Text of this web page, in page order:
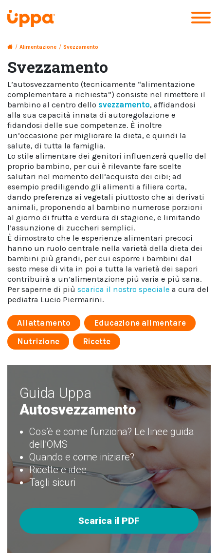
/ Alimentazione / Svezzamento
Svezzamento
L’autosvezzamento (tecnicamente “alimentazione
complementare a richiesta”) consiste nel rimettere il
bambino al centro dello svezzamento, affidandosi
alla sua capacità innata di autoregolazione e
fidandosi delle sue competenze. È inoltre
un’occasione per migliorare la dieta, e quindi la
salute, di tutta la famiglia.
Lo stile alimentare dei genitori influenzerà quello del
proprio bambino, per cui è rilevante fare scelte
salutari nel momento dell’acquisto dei cibi; ad
esempio prediligendo gli alimenti a filiera corta,
dando preferenza ai vegetali piuttosto che ai derivati
animali, proponendo al bambino numerose porzioni
al giorno di frutta e verdura di stagione, e limitando
l’assunzione di zuccheri semplici.
È dimostrato che le esperienze alimentari precoci
hanno un ruolo centrale nella varietà della dieta dei
bambini più grandi, per cui esporre i bambini dal
sesto mese di vita in poi a tutta la varietà dei sapori
contribuirà a un’alimentazione più varia e più sana.
Per saperne di più scarica il nostro speciale a cura del
pediatra Lucio Piermarini.
Allattamento
Educazione alimentare
Nutrizione
Ricette
Guida Uppa
Autosvezzamento
Cos’è e come funziona? Le linee guida
dell’OMS
Quando e come iniziare?
Ricette e idee
Tagli sicuri
Scarica il PDF